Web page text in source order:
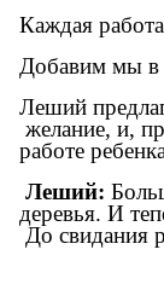
Каждая
Добавим мы в
Леший
желание, и,
работе
Леший:
деревья. И
До свидания